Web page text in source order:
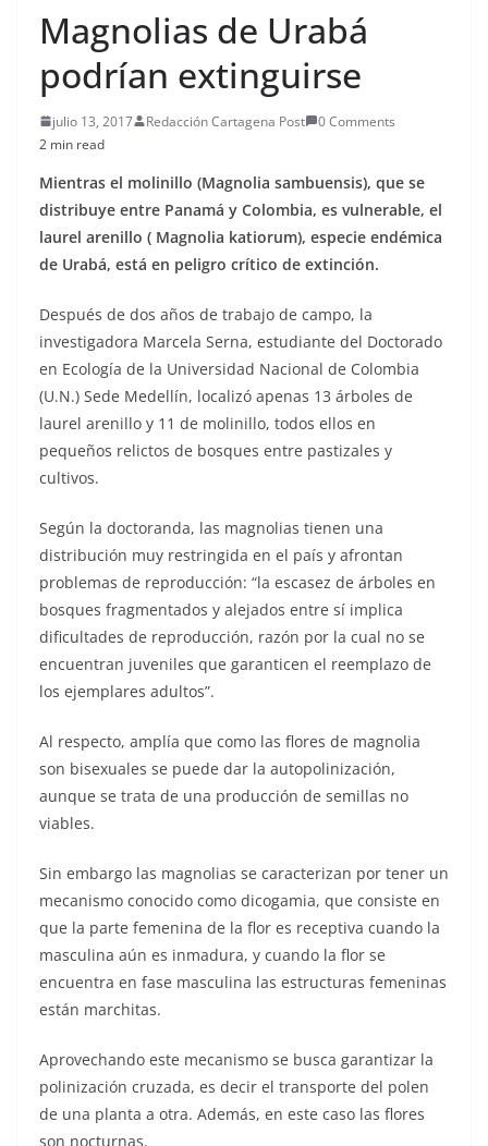
Magnolias de Urabá
podrían extinguirse
julio 13, 2017 Redacción Cartagena Post
0 Comments
2 min read
Mientras el molinillo (Magnolia sambuensis), que se
distribuye entre Panamá y Colombia, es vulnerable, el
laurel arenillo ( Magnolia katiorum), especie endémica
de Urabá, está en peligro crítico de extinción.
Después de dos años de trabajo de campo, la
investigadora Marcela Serna, estudiante del Doctorado
en Ecología de la Universidad Nacional de Colombia
(U.N.) Sede Medellín, localizó apenas 13 árboles de
laurel arenillo y 11 de molinillo, todos ellos en
pequeños relictos de bosques entre pastizales y
cultivos.
Según la doctoranda, las magnolias tienen una
distribución muy restringida en el país y afrontan
problemas de reproducción: “la escasez de árboles en
bosques fragmentados y alejados entre sí implica
dificultades de reproducción, razón por la cual no se
encuentran juveniles que garanticen el reemplazo de
los ejemplares adultos”.
Al respecto, amplía que como las flores de magnolia
son bisexuales se puede dar la autopolinización,
aunque se trata de una producción de semillas no
viables.
Sin embargo las magnolias se caracterizan por tener un
mecanismo conocido como dicogamia, que consiste en
que la parte femenina de la flor es receptiva cuando la
masculina aún es inmadura, y cuando la flor se
encuentra en fase masculina las estructuras femeninas
están marchitas.
Aprovechando este mecanismo se busca garantizar la
polinización cruzada, es decir el transporte del polen
de una planta a otra. Además, en este caso las flores
son nocturnas.